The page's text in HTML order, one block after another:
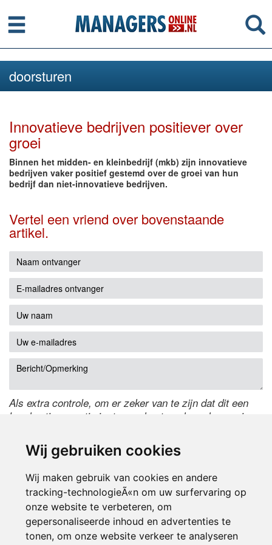
Wij gebruiken cookies
Wij maken gebruik van cookies en andere
tracking-technologieÃ«n om uw surfervaring op
onze website te verbeteren, om
gepersonaliseerde inhoud en advertenties te
tonen, om onze website verkeer te analyseren
Menu
doorsturen
Innovatieve bedrijven positiever over
groei
Binnen het midden- en kleinbedrijf (mkb) zijn innovatieve
bedrijven vaker positief gestemd over de groei van hun
bedrijf dan niet-innovatieve bedrijven.
Vertel een vriend over bovenstaande
artikel.
Als extra controle, om er zeker van te zijn dat dit een
handmatige reactie is, typ onderstaande code over in
de code te wijzigen.